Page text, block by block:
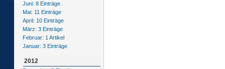
Juni: 8 Einträge
Mai: 11 Einträge
April: 10 Einträge
März: 3 Einträge
Februar: 1 Artikel
Januar: 3 Einträge
2012